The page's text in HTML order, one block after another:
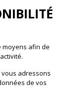
moyens afin de
adressons
de vos